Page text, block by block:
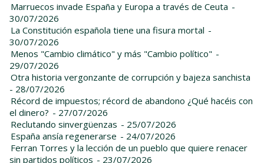
Marruecos invade España y Europa a través de Ceuta -
30/07/2026
La Constitución española tiene una fisura mortal -
30/07/2026
Menos "Cambio climático" y más "Cambio político" -
29/07/2026
Otra historia vergonzante de corrupción y bajeza sanchista
- 28/07/2026
Récord de impuestos; récord de abandono ¿Qué hacéis con
el dinero? - 27/07/2026
Reclutando sinvergüenzas - 25/07/2026
España ansía regenerarse - 24/07/2026
Ferran Torres y la lección de un pueblo que quiere renacer
sin partidos políticos - 23/07/2026